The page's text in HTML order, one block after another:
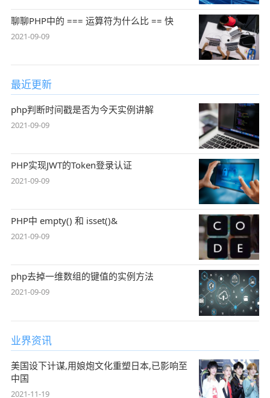
聊聊PHP中的 === 运算符为什么比 == 快
2021-09-09
最近更新
php判断时间戳是否为今天实例讲解
2021-09-09
PHP实现JWT的Token登录认证
2021-09-09
PHP中 empty() 和 isset()&
2021-09-09
php去掉一维数组的键值的实例方法
2021-09-09
业界资讯
美国设下计谋,用娘炮文化重塑日本,已影响至
中国
2021-11-19